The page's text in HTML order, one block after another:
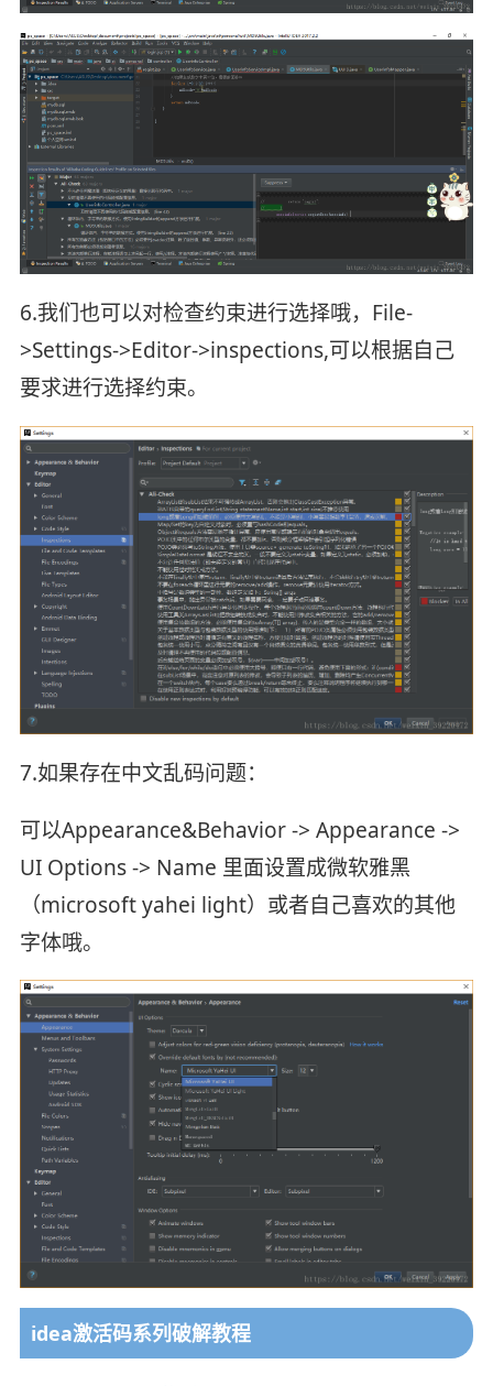
6.我们也可以对检查约束进行选择哦，File-
>Settings->Editor->inspections,可以根据自己
要求进行选择约束。
7.如果存在中文乱码问题：
可以Appearance&Behavior -> Appearance ->
UI Options -> Name 里面设置成微软雅黑
（microsoft yahei light）或者自己喜欢的其他
字体哦。
idea激活码系列破解教程